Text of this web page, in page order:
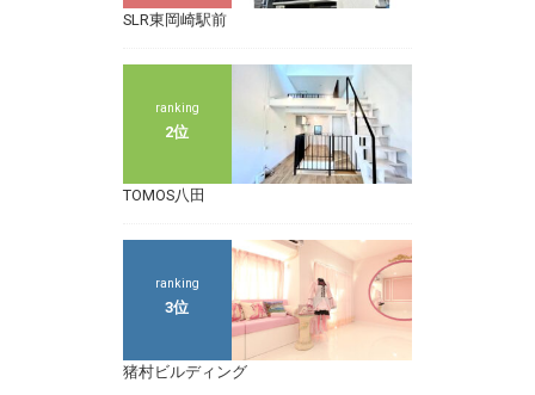
SLR東岡崎駅前
ranking
2位
TOMOS八田
ranking
3位
猪村ビルディング